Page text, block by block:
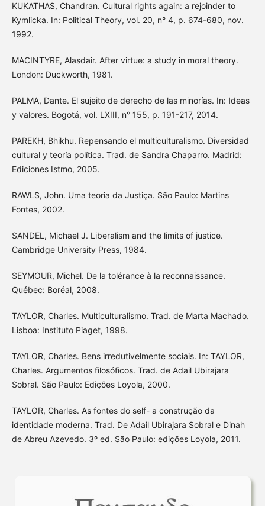
KUKATHAS, Chandran. Cultural rights again: a rejoinder to
Kymlicka. In: Political Theory, vol. 20, n° 4, p. 674-680, nov.
1992.
MACINTYRE, Alasdair. After virtue: a study in moral theory.
London: Duckworth, 1981.
PALMA, Dante. El sujeito de derecho de las minorías. In: Ideas
y valores. Bogotá, vol. LXIII, n° 155, p. 191-217, 2014.
PAREKH, Bhikhu. Repensando el multiculturalismo. Diversidad
cultural y teoría política. Trad. de Sandra Chaparro. Madrid:
Ediciones Istmo, 2005.
RAWLS, John. Uma teoria da Justiça. São Paulo: Martins
Fontes, 2002.
SANDEL, Michael J. Liberalism and the limits of justice.
Cambridge University Press, 1984.
SEYMOUR, Michel. De la tolérance à la reconnaissance.
Québec: Boréal, 2008.
TAYLOR, Charles. Multiculturalismo. Trad. de Marta Machado.
Lisboa: Instituto Piaget, 1998.
TAYLOR, Charles. Bens irredutivelmente sociais. In: TAYLOR,
Charles. Argumentos filosóficos. Trad. de Adail Ubirajara
Sobral. São Paulo: Edições Loyola, 2000.
TAYLOR, Charles. As fontes do self- a construção da
identidade moderna. Trad. De Adail Ubirajara Sobral e Dinah
de Abreu Azevedo. 3º ed. São Paulo: edições Loyola, 2011.